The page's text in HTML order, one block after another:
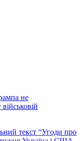
не
текст “Угоди про